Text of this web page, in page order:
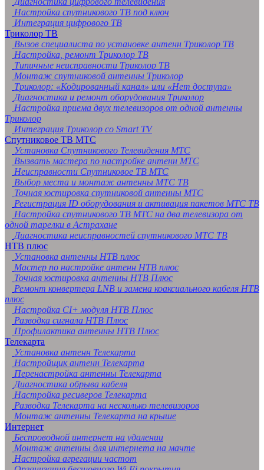
Настройка спутникового ТВ под ключ
Интеграция цифрового ТВ
Триколор ТВ
Вызов специалиста по установке антенн Триколор ТВ
Настройка, ремонт Триколор ТВ
Типичные неисправности Триколор ТВ
Монтаж спутниковой антенны Триколор
Триколор: «Кодированный канал» или «Нет доступа»
Диагностика и ремонт оборудования Триколор
Настройка приема двух телевизоров от одной антенны
Триколор
Интеграция Триколор со Smart TV
Спутниковое ТВ МТС
Установка Спутникового Телевидения МТС
Вызвать мастера по настройке антенн МТС
Неисправности Спутниковое ТВ МТС
Выбор места и монтаж антенны МТС ТВ
Точная юстировка спутниковой антенны МТС
Регистрация ID оборудования и активация пакетов МТС ТВ
Настройка спутникового ТВ МТС на два телевизора от
одной тарелки в Астрахане
Диагностика неисправностей спутникового МТС ТВ
НТВ плюс
Установка антенны НТВ плюс
Мастер по настройке антенн НТВ плюс
Точная юстировка антенны НТВ Плюс
Ремонт конвертера LNB и замена коаксиального кабеля НТВ
плюс
Настройка CI+ модуля НТВ Плюс
Разводка сигнала НТВ Плюс
Профилактика антенны НТВ Плюс
Телекарта
Установка антенн Телекарта
Настройщик антенн Телекарта
Перенастройка антенны Телекарта
Диагностика обрыва кабеля
Настройка ресиверов Телекарта
Разводка Телекарта на несколько телевизоров
Монтаж антенны Телекарта на крыше
Интернет
Беспроводной интернет на удалении
Монтаж антенны для интернета на мачте
Настройка агрегации частот